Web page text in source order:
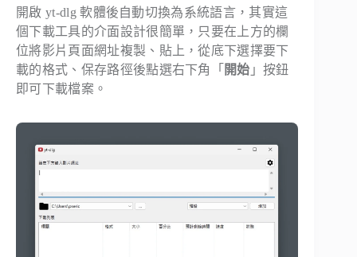
開啟 yt-dlg 軟體後自動切換為系統語言，其實這
個下載工具的介面設計很簡單，只要在上方的欄
位將影片頁面網址複製、貼上，從底下選擇要下
載的格式、保存路徑後點選右下角「 開始 」按鈕
即可下載檔案。